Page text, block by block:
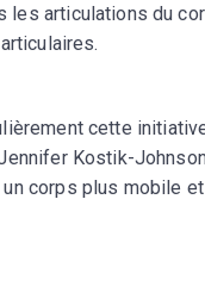
les articulations du
cette
Kostik-
corps plus mobile
contenant des offres
pourrez vous désinscrire en
dans la newsletter. Pour en
connaissance de notre